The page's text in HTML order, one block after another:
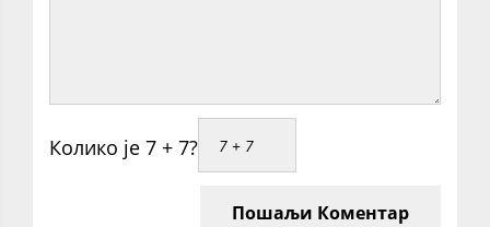
Колико је 7 + 7?
Пошаљи Коментар